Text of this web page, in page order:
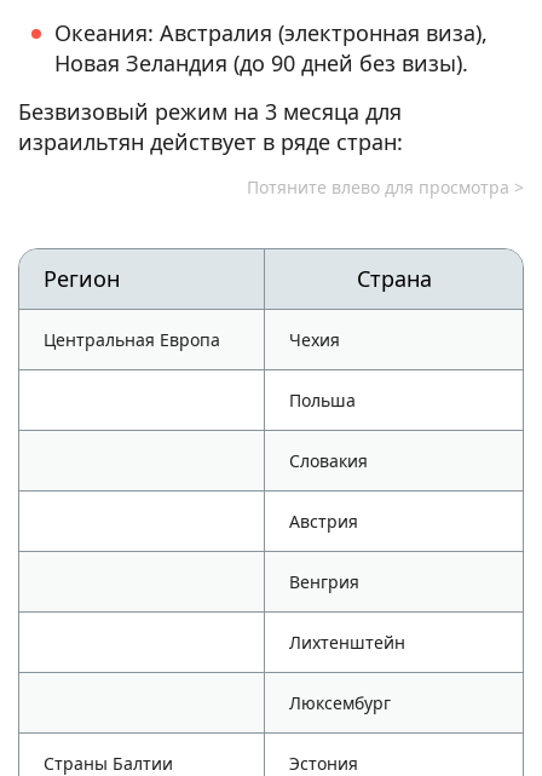
Океания: Австралия (электронная виза),
Новая Зеландия (до 90 дней без визы).
Безвизовый режим на 3 месяца для
израильтян действует в ряде стран:
Регион Страна
Центральная Европа Чехия
Польша
Словакия
Австрия
Венгрия
Лихтенштейн
Люксембург
Страны Балтии Эстония